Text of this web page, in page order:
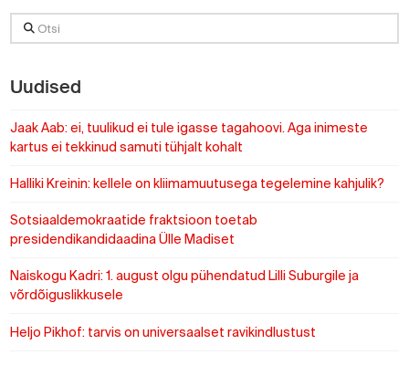
Otsi
Uudised
Jaak Aab: ei, tuulikud ei tule igasse tagahoovi. Aga inimeste
kartus ei tekkinud samuti tühjalt kohalt
Halliki Kreinin: kellele on kliimamuutusega tegelemine kahjulik?
Sotsiaaldemokraatide fraktsioon toetab
presidendikandidaadina Ülle Madiset
Naiskogu Kadri: 1. august olgu pühendatud Lilli Suburgile ja
võrdõiguslikkusele
Heljo Pikhof: tarvis on universaalset ravikindlustust